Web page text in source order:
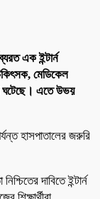
এক ইন্টার্ন
মেডিকেল
ঘটেছে। এতে উভয়
হাসপাতালের জরুরি
দাবিতে ইন্টার্ন